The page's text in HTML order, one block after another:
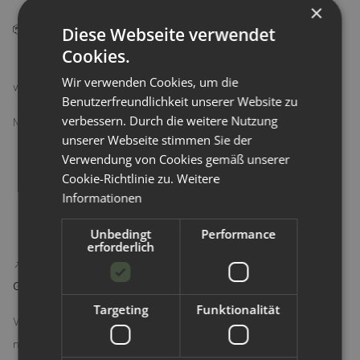
📦 Lieferumfang
1x TotsBots Schwimmwindel deiner Wahl (Größe & Design
wählbar)
Materialzusammensetzung:
Außenmaterial: 100% recyceltes Polyester (rPET)
Innenmaterial: 100% Polyester (Microfleece)
📌 Fazit: TotsBots Schwimmwindeln – Badespaß mit gutem
Gewissen
Wenn du auf der Suche nach einer bequemen, sicheren und
nachhaltigen Schwimmwindel für dein Baby bist, liegst du mit
×
Diese Webseite verwendet
Cookies.
Wir verwenden Cookies, um die
Benutzerfreundlichkeit unserer Website zu
verbessern. Durch die weitere Nutzung
unserer Webseite stimmen Sie der
Verwendung von Cookies gemäß unserer
Cookie-Richtlinie zu.Weitere
Informationen
Unbedingt
erforderlich
Performance
Targeting Funktionalität